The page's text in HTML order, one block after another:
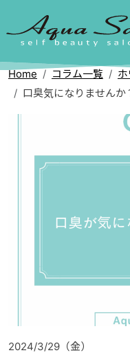
Home コラム一覧
口臭気になりませんか
2024/3/29（金）